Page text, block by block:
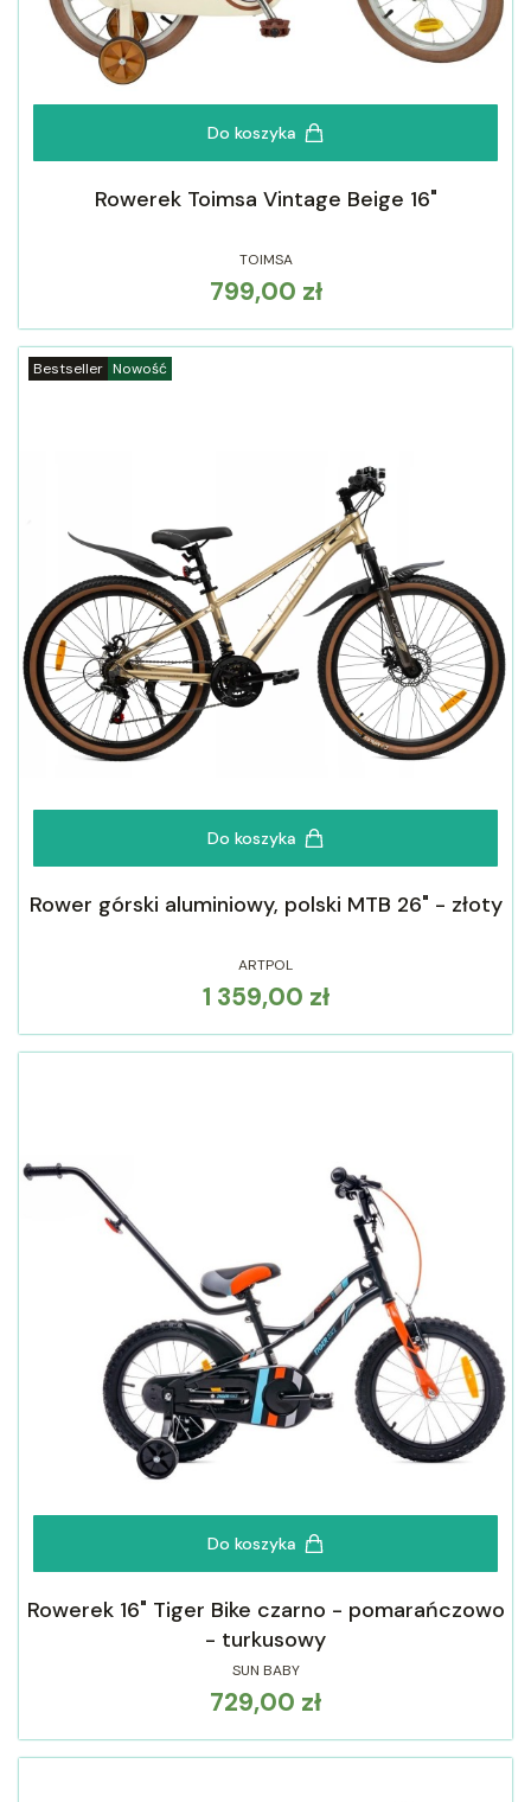
Do koszyka
Rowerek Toimsa Vintage Beige 16"
TOIMSA
Cena
799,00 zł
Bestseller Nowość
Do koszyka
Rower górski aluminiowy, polski MTB 26" - złoty
ARTPOL
Cena
1 359,00 zł
Do koszyka
Rowerek 16" Tiger Bike czarno - pomarańczowo
- turkusowy
SUN BABY
Cena
729,00 zł